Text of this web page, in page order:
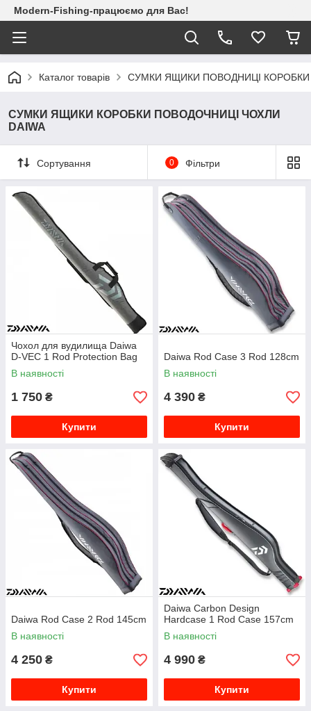
Modern-Fishing-працюємо для Вас!
Каталог товарів СУМКИ ЯЩИКИ ПОВОДНИЦІ
СУМКИ ЯЩИКИ КОРОБКИ ПОВОДОЧНИЦІ ЧОХЛИ
DAIWA
Сортування 0 Фільтри
Чохол для вудилища Daiwa
D-VEC 1 Rod Protection Bag
В наявності
1 750 ₴
Купити
Daiwa Rod Case 3 Rod 128cm
В наявності
4 390 ₴
Купити
Daiwa Rod Case 2 Rod 145cm
В наявності
4 250 ₴
Купити
Daiwa Carbon Design
Hardcase 1 Rod Case 157cm
В наявності
4 990 ₴
Купити